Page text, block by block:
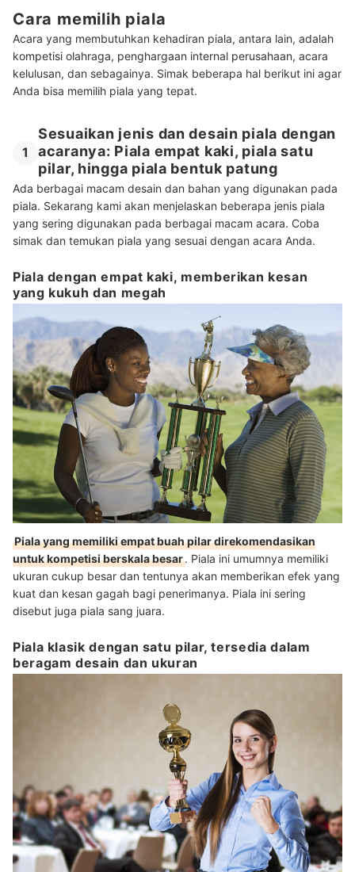
Cara memilih piala
Acara yang membutuhkan kehadiran piala, antara lain, adalah
kompetisi olahraga, penghargaan internal perusahaan, acara
kelulusan, dan sebagainya. Simak beberapa hal berikut ini agar
Anda bisa memilih piala yang tepat.
1
Sesuaikan jenis dan desain piala dengan
acaranya: Piala empat kaki, piala satu
pilar, hingga piala bentuk patung
Ada berbagai macam desain dan bahan yang digunakan pada
piala. Sekarang kami akan menjelaskan beberapa jenis piala
yang sering digunakan pada berbagai macam acara. Coba
simak dan temukan piala yang sesuai dengan acara Anda.
Piala dengan empat kaki, memberikan kesan
yang kukuh dan megah
Piala yang memiliki empat buah pilar direkomendasikan
untuk kompetisi berskala besar. Piala ini umumnya memiliki
ukuran cukup besar dan tentunya akan memberikan efek yang
kuat dan kesan gagah bagi penerimanya. Piala ini sering
disebut juga piala sang juara.
Piala klasik dengan satu pilar, tersedia dalam
beragam desain dan ukuran